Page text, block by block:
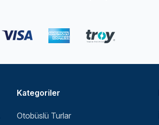
Kategoriler
Otobüslü Turlar